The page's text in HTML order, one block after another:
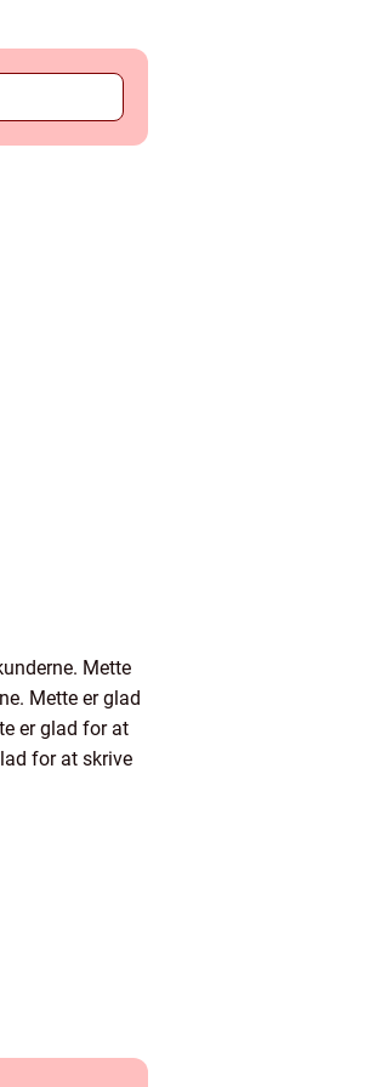
Mette
Mette er glad
er glad for at
for at skrive